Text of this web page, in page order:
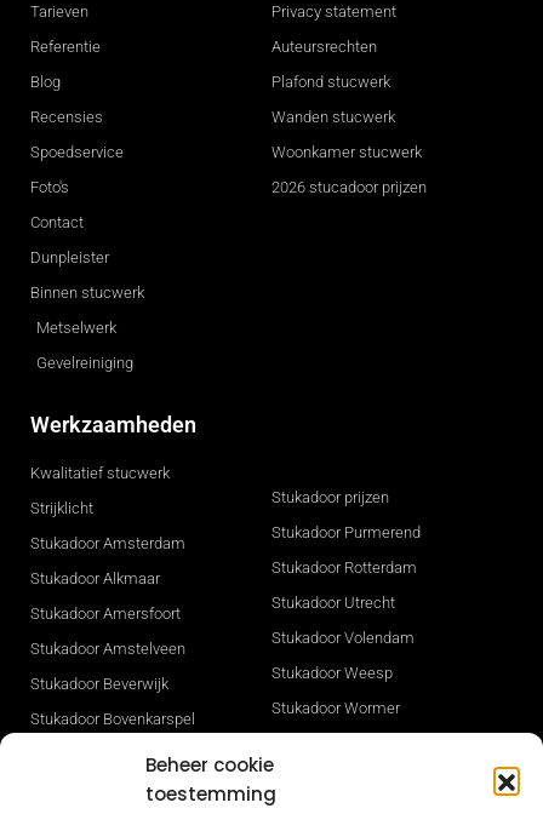
Beheer cookie
toestemming
Tarieven
Referentie
Blog
Recensies
Spoedservice
Foto's
Contact
Dunpleister
Binnen stucwerk
Metselwerk
Gevelreiniging
Privacy statement
Auteursrechten
Plafond stucwerk
Wanden stucwerk
Woonkamer stucwerk
2026 stucadoor prijzen
Werkzaamheden
Kwalitatief stucwerk
Strijklicht
Stukadoor Amsterdam
Stukadoor Alkmaar
Stukadoor Amersfoort
Stukadoor Amstelveen
Stukadoor Beverwijk
Stukadoor Bovenkarspel
Stukadoor Den Haag
Stukadoor Heerhugowaard
Stukadoor prijzen
Stukadoor Purmerend
Stukadoor Rotterdam
Stukadoor Utrecht
Stukadoor Volendam
Stukadoor Weesp
Stukadoor Wormer